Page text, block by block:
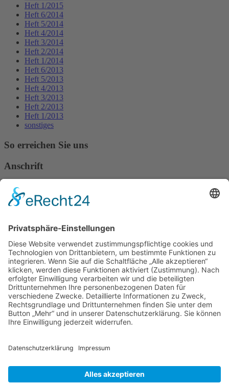
Heft 1/2015
Heft 6/2014
Heft 5/2014
Heft 4/2014
Heft 3/2014
Heft 2/2014
Heft 1/2014
Heft 6/2013
Heft 5/2013
Heft 4/2013
Heft 3/2013
Heft 2/2013
Heft 1/2013
sonstiges
So erreichen Sie uns
Anschrift
Verband Deutscher Tierheilpraktiker e.V.
Verbandsverwaltung
Am Rosenbraken 12
E-Mail
Diese E-Mail-Adresse ist vor Spambots geschützt! Zur Anzeige
muss JavaScript eingeschaltet sein!
Diese E-Mail-Adresse ist vor Spambots geschützt! Zur Anzeige
muss JavaScript eingeschaltet sein!
Telefon Service-Team
Tel: 0261-1349 5200
Tel: 0172-546 19 20
Datenschutzerklärung